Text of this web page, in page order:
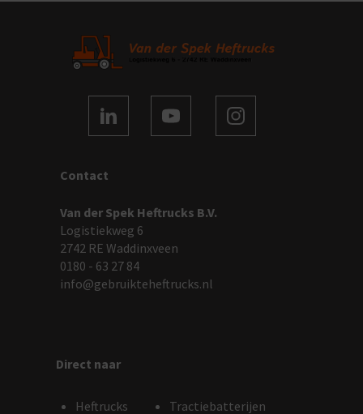
Contact
Van der Spek Heftrucks B.V.
Logistiekweg 6
2742 RE Waddinxveen
0180 - 63 27 84
info@gebruikteheftrucks.nl
Direct naar
Heftrucks Tractiebatterijen